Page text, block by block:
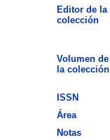
Editor de la
colección
Volumen de
la colección
ISSN
Área
Notas